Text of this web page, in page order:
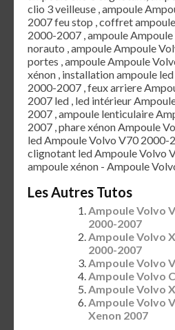
clio 3 veilleuse , ampoule
2007 feu stop , coffret
2000-2007 , ampoule
norauto , ampoule Ampoule
portes , ampoule Ampoule
xénon , installation ampoule
2000-2007 , feux arriere
2007 led , led intérieur
2007 , ampoule lenticulaire
2007 , phare xénon Ampoule
led Ampoule Volvo V70 2000-
clignotant led Ampoule Volvo
ampoule xénon - Ampoule
Les Autres Tutos
Ampoule Volvo
2000-2007
Ampoule Volvo
2000-2007
Ampoule Volvo
Ampoule Volvo
Ampoule Volvo
Ampoule Volvo
Xenon 2007